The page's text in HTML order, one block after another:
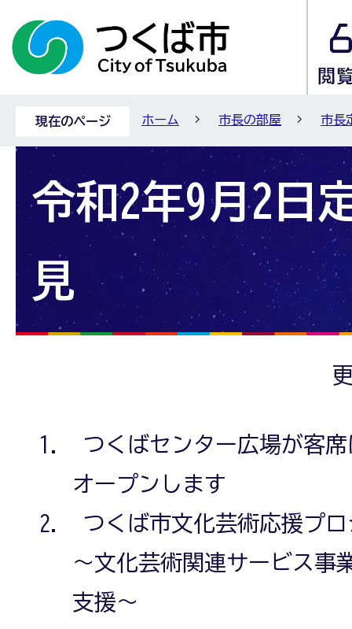
現在のページ ホーム 市長の部屋 市長
令和2年9月2日
見
つくばセンター広場が客
オープンします
つくば市文化芸術応援プ
～文化芸術関連サービス事
支援～